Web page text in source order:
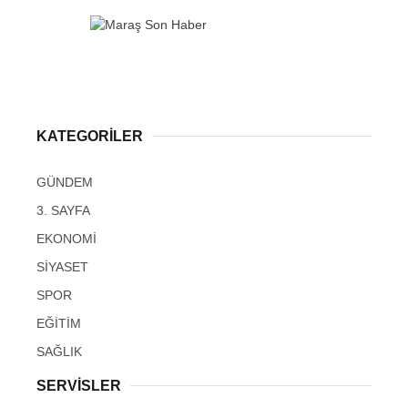
KATEGORİLER
GÜNDEM
3. SAYFA
EKONOMİ
SİYASET
SPOR
EĞİTİM
SAĞLIK
SERVİSLER